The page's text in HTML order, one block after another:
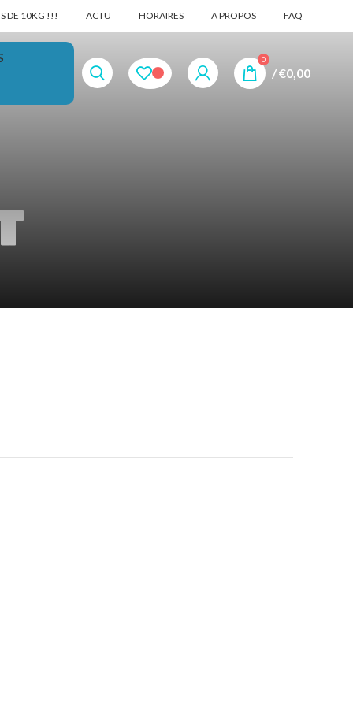
DE 10KG !!! ACTU HORAIRES A PROPOS FAQ
0
/€0,00